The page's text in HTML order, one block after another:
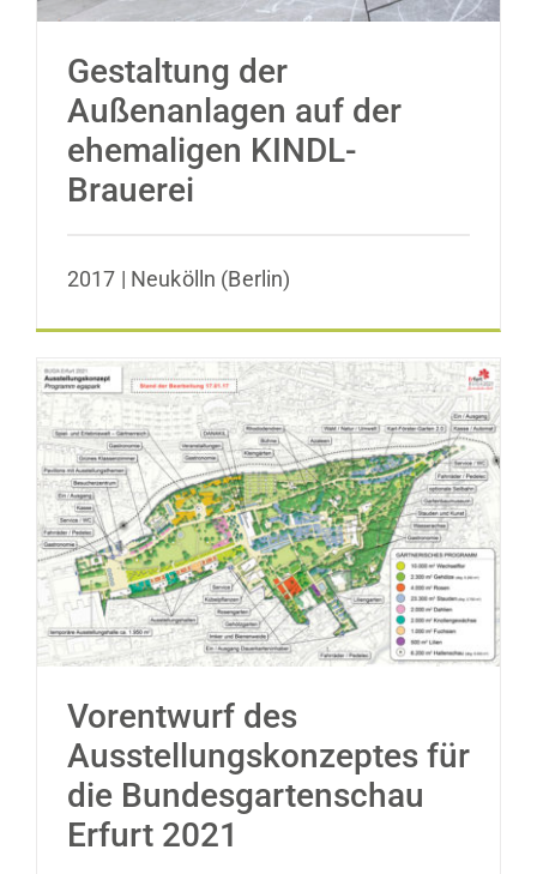
Gestaltung der
Außenanlagen auf der
ehemaligen KINDL-
Brauerei
2017 | Neukölln (Berlin)
Vorentwurf des Ausstellungskonzeptes
für die Bundesgartenschau Erfurt 2021
Vorentwurf des
Ausstellungskonzeptes für
die Bundesgartenschau
Erfurt 2021